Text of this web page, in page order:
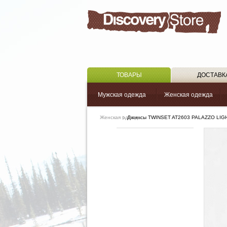
ТОВАРЫ
Мужская одежда Женская одежда
Женская одеждаДжинсы TWINSET AT2603 PALAZZO